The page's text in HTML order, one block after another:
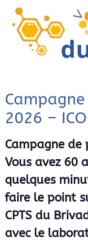
2026 –
Campagne de
Vous avez 60
quelques
faire le point
CPTS du
avec le